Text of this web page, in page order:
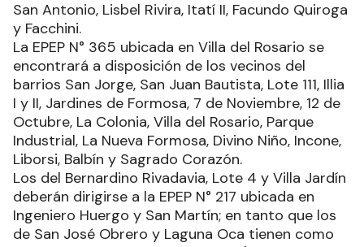
San Antonio, Lisbel Rivira, Itatí II, Facundo Quiroga
y Facchini.
La EPEP N° 365 ubicada en Villa del Rosario se
encontrará a disposición de los vecinos del
barrios San Jorge, San Juan Bautista, Lote 111, Illia
I y II, Jardines de Formosa, 7 de Noviembre, 12 de
Octubre, La Colonia, Villa del Rosario, Parque
Industrial, La Nueva Formosa, Divino Niño, Incone,
Liborsi, Balbín y Sagrado Corazón.
Los del Bernardino Rivadavia, Lote 4 y Villa Jardín
deberán dirigirse a la EPEP N° 217 ubicada en
Ingeniero Huergo y San Martín; en tanto que los
de San José Obrero y Laguna Oca tienen como